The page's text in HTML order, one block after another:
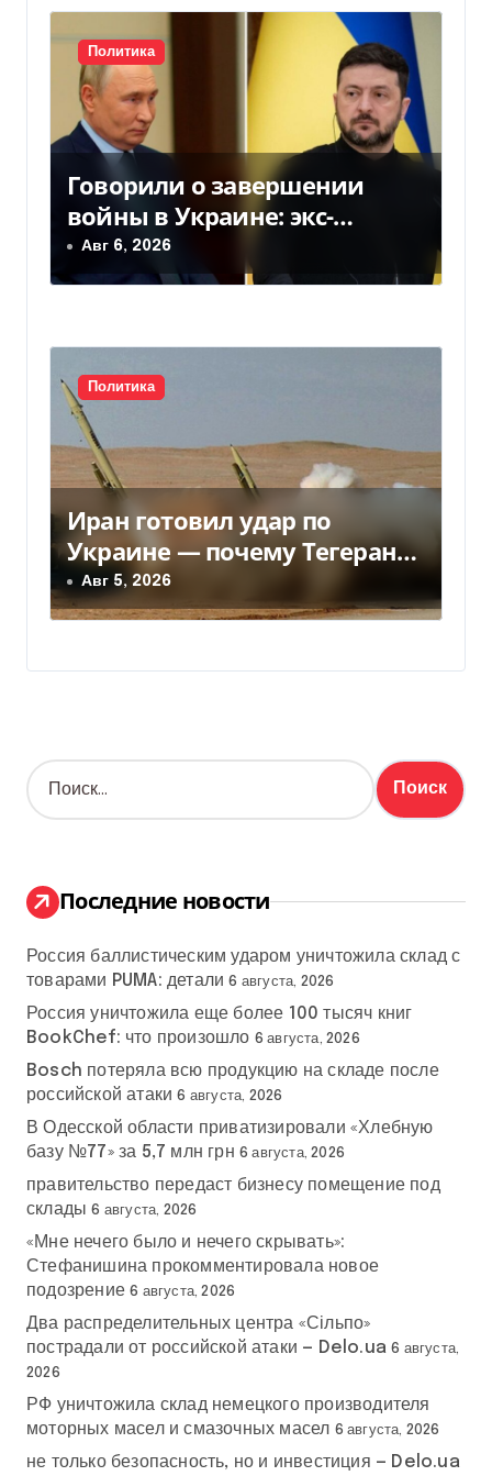
с
я
м
Политика
Говорили о завершении
войны в Украине: экс-
чиновники ЕС и РФ провели
тайные переговоры, — СМИ
Авг 6, 2026
Политика
Иран готовил удар по
Украине — почему Тегеран
передумал
Авг 5, 2026
Н
а
:
Последние новости
Россия баллистическим ударом уничтожила склад с
товарами PUMA: детали 6 августа, 2026
Россия уничтожила еще более 100 тысяч книг
BookChef: что произошло 6 августа, 2026
Bosch потеряла всю продукцию на складе после
российской атаки 6 августа, 2026
В Одесской области приватизировали «Хлебную
базу №77» за 5,7 млн грн 6 августа, 2026
правительство передаст бизнесу помещение под
склады 6 августа, 2026
«Мне нечего было и нечего скрывать»:
Стефанишина прокомментировала новое
подозрение 6 августа, 2026
Два распределительных центра «Сільпо»
пострадали от российской атаки — Delo.ua 6 августа,
2026
РФ уничтожила склад немецкого производителя
моторных масел и смазочных масел 6 августа, 2026
не только безопасность, но и инвестиция — Delo.ua